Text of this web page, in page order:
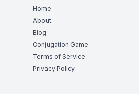
Home
About
Blog
Conjugation Game
Terms of Service
Privacy Policy